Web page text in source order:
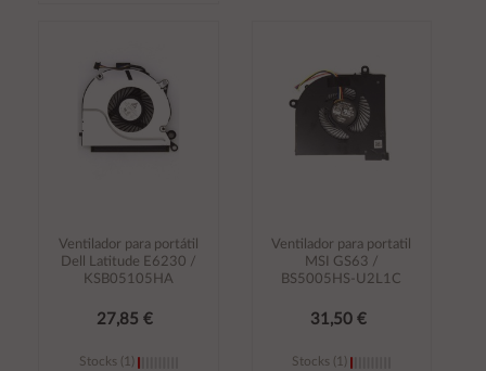
Ventilador para portátil
Dell Latitude E6230 /
KSB05105HA
27,85 €
Stocks (1)
Ventilador para portatil
MSI GS63 /
BS5005HS-U2L1C
31,50 €
Stocks (1)